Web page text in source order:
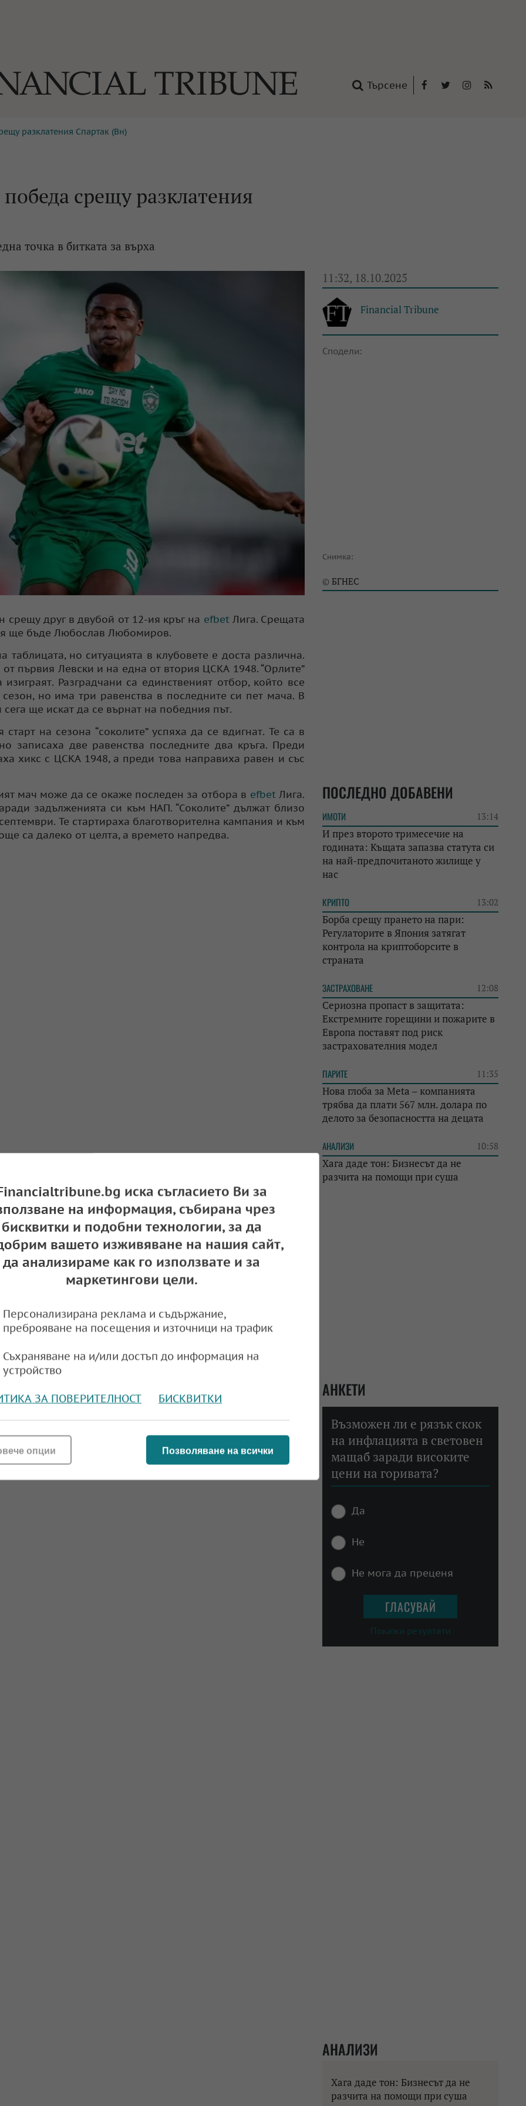
Търсене
разклатения Спартак (Вн)
срещу разклатения
точка в битката за върха
11:32, 18.10.2025
Financial Tribune
Сподели:
Снимка:
© БГНЕС
срещу друг в двубой от 12-ия кръг на efbetЛига. Срещата
ще бъде Любослав Любомиров.
но ситуацията в клубовете е доста различна.
първия Левски и на една от втория ЦСКА 1948. “Орлите”
Разградчани са единственият отбор, който все
но има три равенства в последните си пет мача. В
ще искат да се върнат на победния път.
на сезона “соколите” успяха да се вдигнат. Те са в
записаха две равенства последните два кръга. Преди
хикс с ЦСКА 1948, а преди това направиха равен и със
мач може да се окаже последен за отбора в efbetЛига.
задълженията си към НАП. “Соколите” дължат близо
Те стартираха благотворителна кампания и към
са далеко от целта, а времето напредва.
ПОСЛЕДНО ДОБАВЕНИ
ИМОТИ 13:14
И през второто тримесечие на
годината: Къщата запазва статута си
на най-предпочитаното жилище у
нас
КРИПТО 13:02
Борба срещу прането на пари:
Регулаторите в Япония затягат
контрола на криптоборсите в
страната
ЗАСТРАХОВАНЕ 12:08
Сериозна пропаст в защитата:
Екстремните горещини и пожарите в
Европа поставят под риск
застрахователния модел
ПАРИТЕ 11:35
Нова глоба за Meta – компанията
трябва да плати 567 млн. долара по
делото за безопасността на децата
АНАЛИЗИ 10:58
Хага даде тон: Бизнесът да не
разчита на помощи при суша
АНКЕТИ
Възможен ли е рязък скок
на инфлацията в световен
мащаб заради високите
цени на горивата?
Да
Не
Не мога да преценя
Покажи резултати
АНАЛИЗИ
Хага даде тон: Бизнесът да не
разчита на помощи при суша
иска съгласието Ви за
на информация, събирана чрез
бисквитки и подобни технологии, за да
вашето изживяване на нашия сайт,
да анализираме как го използвате и за
маркетингови цели.
Персонализирана реклама и съдържание,
преброяване на посещения и източници на трафик
Съхраняване на и/или достъп до информация на
устройство
ЗА ПОВЕРИТЕЛНОСТ БИСКВИТКИ
Позволяване на всички
опции